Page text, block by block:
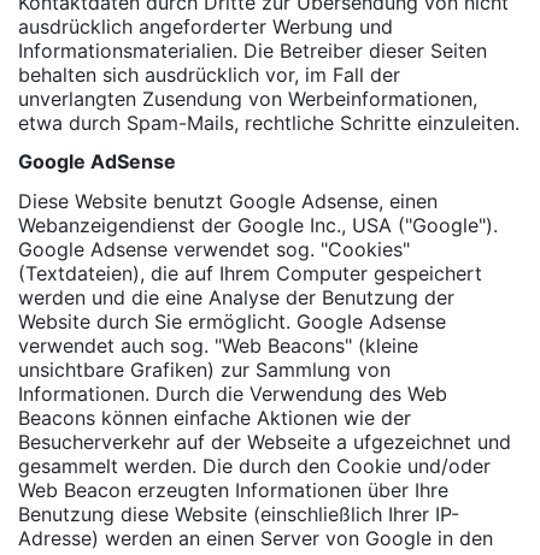
ausdrücklich angeforderter Werbung und
Informationsmaterialien. Die Betreiber dieser Seiten
behalten sich ausdrücklich vor, im Fall der
unverlangten Zusendung von Werbeinformationen,
etwa durch Spam-Mails, rechtliche Schritte einzuleiten.
Google AdSense
Diese Website benutzt Google Adsense, einen
Webanzeigendienst der Google Inc., USA ("Google").
Google Adsense verwendet sog. "Cookies"
(Textdateien), die auf Ihrem Computer gespeichert
werden und die eine Analyse der Benutzung der
Website durch Sie ermöglicht. Google Adsense
verwendet auch sog. "Web Beacons" (kleine
unsichtbare Grafiken) zur Sammlung von
Informationen. Durch die Verwendung des Web
Beacons können einfache Aktionen wie der
Besucherverkehr auf der Webseite a ufgezeichnet und
gesammelt werden. Die durch den Cookie und/oder
Web Beacon erzeugten Informationen über Ihre
Benutzung diese Website (einschließlich Ihrer IP-
Adresse) werden an einen Server von Google in den